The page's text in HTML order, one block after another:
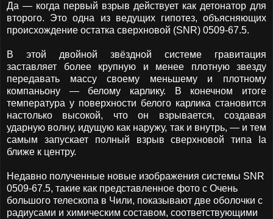
Да — когда первый взрыв действует как детонатор для
второго. Это одна из ведущих гипотез, объясняющих
происхождение остатка сверхновой (SNR) 0509-67.5.
В этой двойной звёздной системе гравитация
заставляет более крупную и менее плотную звезду
передавать массу своему меньшему и плотному
компаньону — белому карлику. В конечном итоге
температура у поверхности белого карлика становится
настолько высокой, что он взрывается, создавая
ударную волну, идущую как наружу, так и внутрь, — и тем
самым запускает полный взрыв сверхновой типа Ia
ближе к центру.
Недавно полученные новые изображения системы SNR
0509-67.5, такие как представленное фото с Очень
большого телескопа в Чили, показывают две оболочки с
радиусами и химическим составом, соответствующими